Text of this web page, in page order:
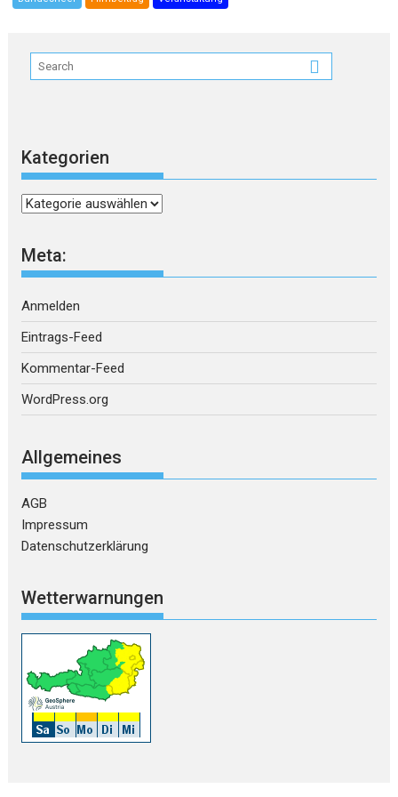
Kategorien
Kategorien
Meta:
Anmelden
Eintrags-Feed
Kommentar-Feed
WordPress.org
Allgemeines
AGB
Impressum
Datenschutzerklärung
Wetterwarnungen